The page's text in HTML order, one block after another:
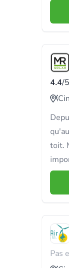
4.4/5
toit.
Pas